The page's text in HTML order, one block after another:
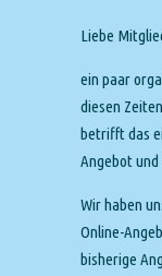
Liebe
ein paar
diesen
betrifft das
Angebot und
Wir haben
Online-
bisherige